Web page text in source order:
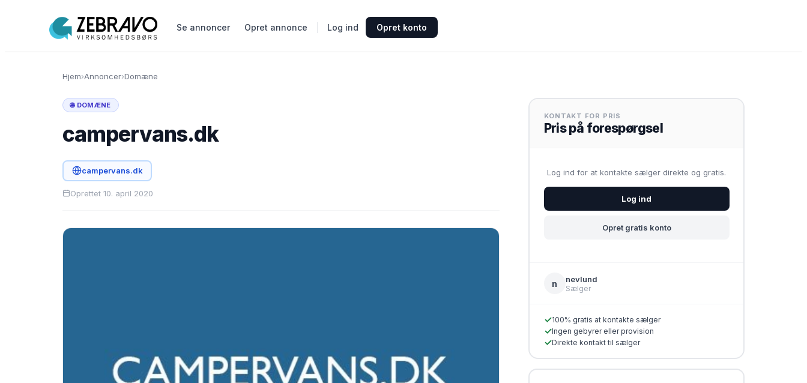
Se annoncer Opret annonce Log ind Opret konto
Hjem›Annoncer›Domæne
🌐 DOMÆNE
campervans.dk
campervans.dk
Oprettet 10. april 2020
KONTAKT FOR PRIS
Pris på forespørgsel
Log ind for at kontakte sælger direkte og gratis.
Log ind
Opret gratis konto
n nevlund
Sælger
✓100% gratis at kontakte sælger
✓Ingen gebyrer eller provision
✓Direkte kontakt til sælger